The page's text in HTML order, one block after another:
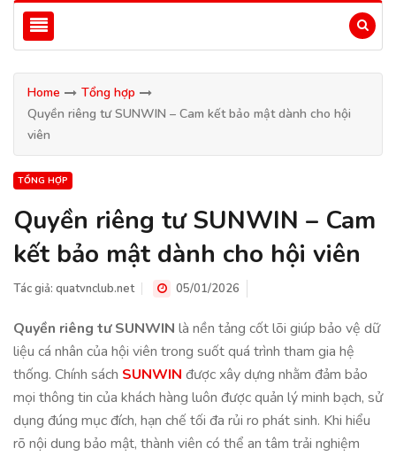
Home
Tổng hợp
Quyền riêng tư SUNWIN – Cam kết bảo mật dành cho hội
viên
TỔNG HỢP
Quyền riêng tư SUNWIN – Cam
kết bảo mật dành cho hội viên
Tác giả: quatvnclub.net 05/01/2026
Quyền riêng tư SUNWIN là nền tảng cốt lõi giúp bảo vệ dữ
liệu cá nhân của hội viên trong suốt quá trình tham gia hệ
thống. Chính sách SUNWIN được xây dựng nhằm đảm bảo
mọi thông tin của khách hàng luôn được quản lý minh bạch, sử
dụng đúng mục đích, hạn chế tối đa rủi ro phát sinh. Khi hiểu
rõ nội dung bảo mật, thành viên có thể an tâm trải nghiệm